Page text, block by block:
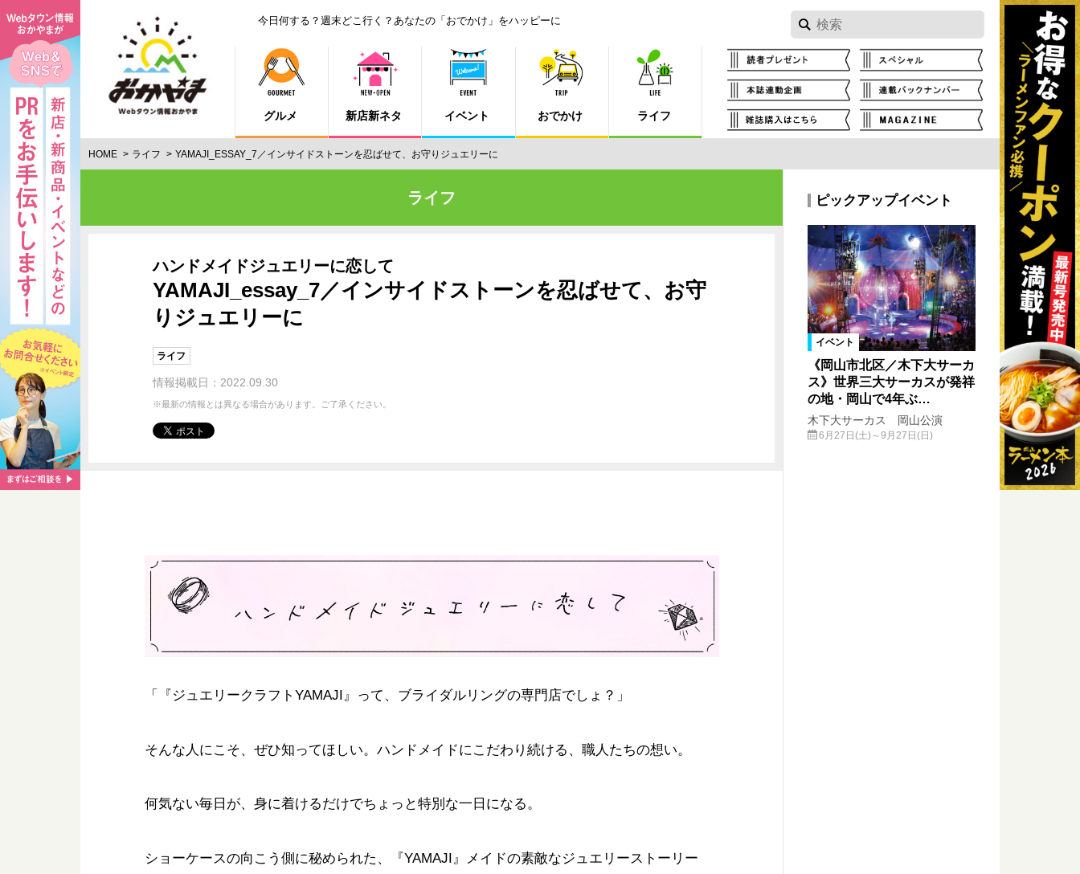
今日何する？週末どこ行く？あなたの「おでかけ」をハッピーに
グルメ 新店新ネタ イベント おでかけ ライフ
HOME ライフ YAMAJI_ESSAY_7／インサイドストーンを忍ばせて、お守りジュエリーに
ライフ
ハンドメイドジュエリーに恋して
YAMAJI_essay_7／インサイドストーンを忍ばせて、お守
りジュエリーに
ライフ
情報掲載日：2022.09.30
※最新の情報とは異なる場合があります。ご了承ください。
「『ジュエリークラフトYAMAJI』って、ブライダルリングの専門店でしょ？」
そんな人にこそ、ぜひ知ってほしい。ハンドメイドにこだわり続ける、職人たちの想い。
何気ない毎日が、身に着けるだけでちょっと特別な一日になる。
ショーケースの向こう側に秘められた、『YAMAJI』メイドの素敵なジュエリーストーリー
ピックアップイベント
イベント
《岡山市北区／木下大サーカ
ス》世界三大サーカスが発祥
の地・岡山で4年ぶ…
木下大サーカス 岡山公演
6月27日(土)～9月27日(日)